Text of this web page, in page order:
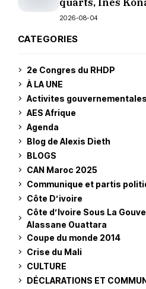
2026-08-04
CATEGORIES
2e Congres du RHDP
À LA UNE
Activites
AES Afrique
Agenda
Blog de Alexis Dieth
BLOGS
CAN Maroc 2025
Communique et partis
Côte D’ivoire
Côte d’Ivoire Sous La
Alassane Ouattara
Coupe du monde 2014
Crise du Mali
CULTURE
DÉCLARATIONS ET